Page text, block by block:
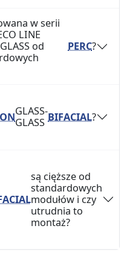
w serii
LINE
od
PERC?
GLASS-
GLASS BIFACIAL?
są cięższe od
standardowych
modułów i czy
utrudnia to
montaż?